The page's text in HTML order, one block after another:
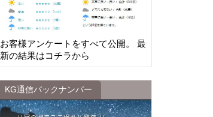
お客様アンケートをすべて公開。 最
新の結果はコチラから
KG通信バックナンバー